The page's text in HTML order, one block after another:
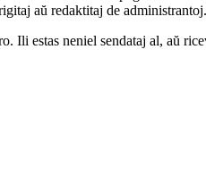
aŭ redaktitaj de administrantoj.
Ili estas neniel sendataj al, aŭ